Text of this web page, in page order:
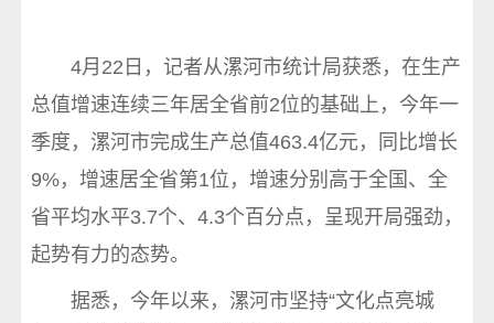
4月22日，记者从漯河市统计局获悉，在生产
总值增速连续三年居全省前2位的基础上，今年一
季度，漯河市完成生产总值463.4亿元，同比增长
9%，增速居全省第1位，增速分别高于全国、全
省平均水平3.7个、4.3个百分点，呈现开局强劲，
起势有力的态势。
据悉，今年以来，漯河市坚持“文化点亮城